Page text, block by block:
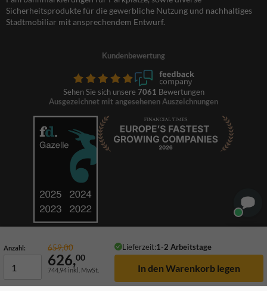
Anzahl: 659,00 Lieferzeit:1-2 Arbeitstage
626,00
744,94 inkl. MwSt.
Sicherheitsprodukte für die gewerbliche Nutzung und nachhaltiges
Stadtmobiliar mit ansprechendem Entwurf.
Kundenbewertung
Sehen Sie sich unsere 7061 Bewertungen
Ausgezeichnet mit angesehenen Auszeichnungen
© 2026 TrafficSupply. Alle Rechte vorbehalten.